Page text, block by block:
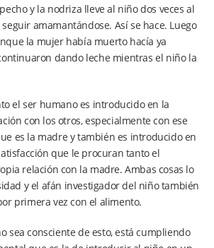
y la nodriza lleve al niño dos veces al
amamantándose. Así se hace. Luego
la mujer había muerto hacía ya
dando leche mientras el niño la
el ser humano es introducido en la
con los otros, especialmente con ese
es la madre y también es introducido en
que le procuran tanto el
relación con la madre. Ambas cosas lo
y el afán investigador del niño también
primera vez con el alimento.
sea consciente de esto, está cumpliendo